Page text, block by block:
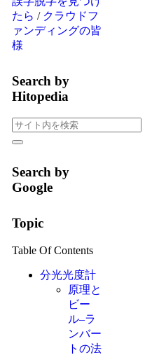
たら / クラウドフ
ァンディングの皆
様
Search by
Hitopedia
Search by
Google
Topic
Table Of Contents
分光光度計
原理と
ビー
ル–ラ
ンバー
トの法